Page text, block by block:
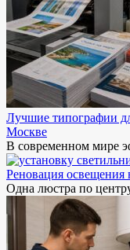
Лучшие типографии
Москве
В современном мире
Реновация освещения
Одна люстра по